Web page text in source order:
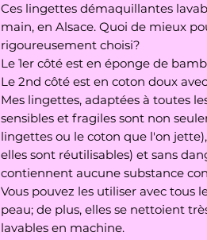
Ces lingettes démaquillantes
main, en Alsace. Quoi de mieux
rigoureusement choisi?
Le 1er côté est en éponge de
Le 2nd côté est en coton doux
Mes lingettes, adaptées à toutes
sensibles et fragiles sont non
lingettes ou le coton que l'on
elles sont réutilisables) et sans
contiennent aucune substance
Vous pouvez les utiliser avec tous
peau; de plus, elles se nettoient
lavables en machine.